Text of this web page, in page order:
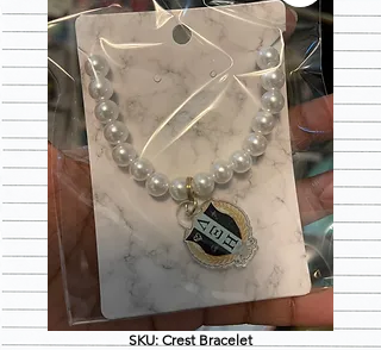
SKU: Crest Bracelet